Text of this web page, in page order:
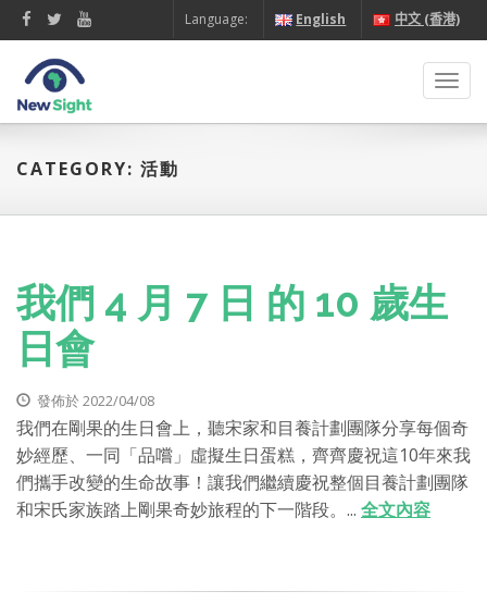
Language: English 中文 (香港)
CATEGORY: 活動
我們 4 月 7 日 的 10 歲生
日會
發佈於 2022/04/08
我們在剛果的生日會上，聽宋家和目養計劃團隊分享每個奇
妙經歷、一同「品嚐」虛擬生日蛋糕，齊齊慶祝這10年來我
們攜手改變的生命故事！讓我們繼續慶祝整個目養計劃團隊
和宋氏家族踏上剛果奇妙旅程的下一階段。... 全文內容